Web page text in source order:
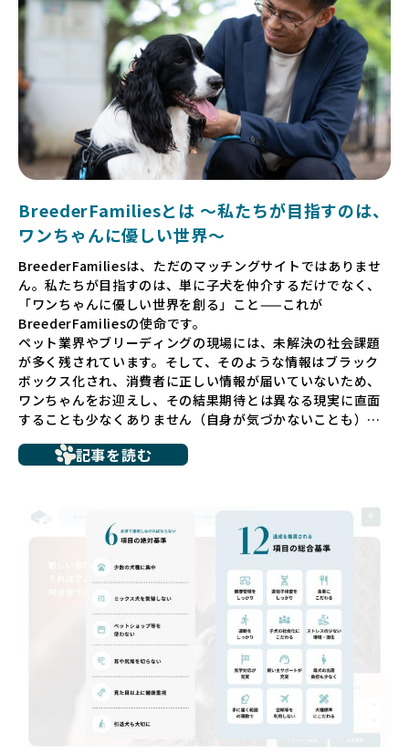
BreederFamiliesとは 〜私たちが目指すのは、
ワンちゃんに優しい世界〜
BreederFamiliesは、ただのマッチングサイトではありませ
ん。私たちが目指すのは、単に子犬を仲介するだけでなく、
「ワンちゃんに優しい世界を創る」こと——これが
BreederFamiliesの使命です。
ペット業界やブリーディングの現場には、未解決の社会課題
が多く残されています。そして、そのような情報はブラック
ボックス化され、消費者に正しい情報が届いていないため、
ワンちゃんをお迎えし、その結果期待とは異なる現実に直面
することも少なくありません（自身が気づかないことも）。
ち、健康面や社会性に問題を抱えていたり、またブリーダー
いるというケースもあります。こうした問題は、消費者にと
っても大きな負担であり、ワンちゃん自身にとっても非常に
だからこそ、私たちは正しい情報と安心して選べる場所を提
供すべきだと考えています。BreederFamiliesでは、ワンち
ゃんを家族のように愛する「優良ブリーダー」のみを独自の
厳しい基準で厳選し、その評価基準や評価結果をオープンに
しています。これにより、消費者の皆様が安心して子犬やブ
リーダーを選べる環境を整えています。
そして、消費者の皆様が正しい情報をもとに優良ブリーダー
を求めることで、ワンちゃんを家族のように愛する優良ブリ
ーダーが増え、営利優先の「悪徳ブリーダー」が自然と淘汰
される社会を目指しています。目の前の子犬だけでなく、親
記事を読む